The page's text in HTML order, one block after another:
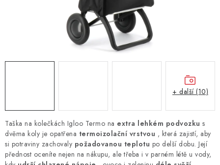
Taška na kolečkách Igloo Termo na extra lehkém podvozku s
dvěma koly je opatřena termoizolační vrstvou , která zajistí, aby
si potraviny zachovaly požadovanou teplotu po delší dobu. Její
přednost oceníte nejen na nákupu, ale třeba i v parném létě u vody,
+ další (10)